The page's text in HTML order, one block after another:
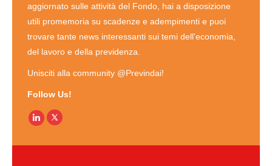
aggiornato sulle attività del Fondo, hai a disposizione
utili promemoria su scadenze e adempimenti e puoi
trovare tante news interessanti sui temi dell'economia,
del lavoro e della previdenza.
Unisciti alla community @Previndai!
Follow Us!
Linkedin